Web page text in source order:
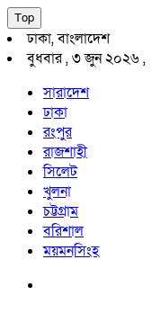
Top
ঢাকা, বাংলাদেশ
বুধবার , ৩ জুন ২০২৬ ,
সারাদেশ
ঢাকা
রংপুর
রাজশাহী
সিলেট
খুলনা
চট্টগ্রাম
বরিশাল
ময়মনসিংহ